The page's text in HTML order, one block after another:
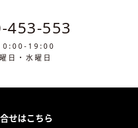
453-553
19:00
日・水曜日
せはこちら